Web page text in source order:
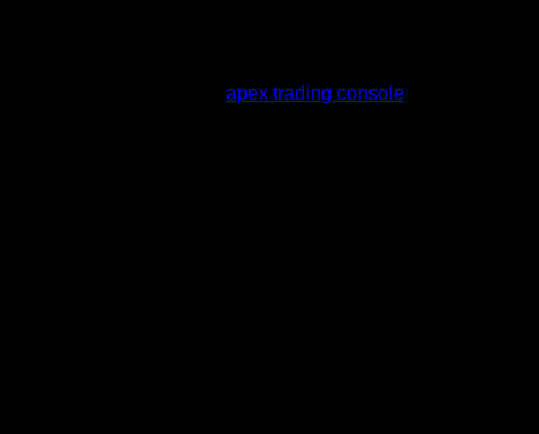
apex trading console